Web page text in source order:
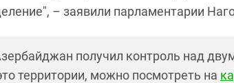
– заявили парламентарии
получил контроль над
территории, можно посмотреть на